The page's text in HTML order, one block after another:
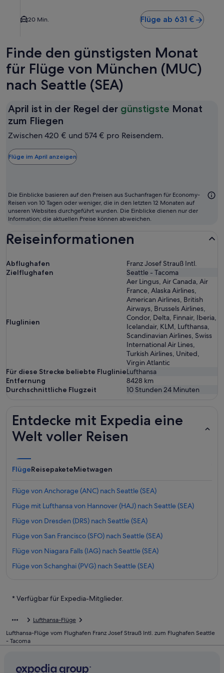
20 Min. Flüge ab 631 €
Finde den günstigsten Monat
für Flüge von München (MUC)
nach Seattle (SEA)
April ist in der Regel der günstigste Monat
zum Fliegen
ist
der
Regel
günstigste
Monat
zum
Zwischen 420 € und 574 € pro Reisendem.
Flüge im April anzeigen
Die Einblicke basieren auf den Preisen aus Suchanfragen für Economy-
Reisen von 10 Tagen oder weniger, die in den letzten 12 Monaten auf
unseren Websites durchgeführt wurden. Die Einblicke dienen nur der
Information; die aktuellen Preise können abweichen.
Reiseinformationen
Abflughafen
Franz Josef Strauß Intl.
Zielflughafen
Seattle - Tacoma
Fluglinien
Aer Lingus, Air Canada, Air
France, Alaska Airlines,
American Airlines, British
Airways, Brussels Airlines,
Condor, Delta, Finnair, Iberia,
Icelandair, KLM, Lufthansa,
Scandinavian Airlines, Swiss
International Air Lines,
Turkish Airlines, United,
Virgin Atlantic
Für diese Strecke beliebte FluglinieLufthansa
Entfernung
8428 km
Durchschnittliche Flugzeit
10 Stunden 24 Minuten
Entdecke mit Expedia eine
Welt voller Reisen
FlügeReisepaketeMietwagen
Flüge von Anchorage (ANC) nach Seattle (SEA)
Flüge mit Lufthansa von Hannover (HAJ) nach Seattle (SEA)
Flüge von Dresden (DRS) nach Seattle (SEA)
Flüge von San Francisco (SFO) nach Seattle (SEA)
Flüge von Niagara Falls (IAG) nach Seattle (SEA)
Flüge von Schanghai (PVG) nach Seattle (SEA)
Flüge von Dallas (DFW) nach Seattle (SEA)
Flüge von Idaho Falls (IDA) nach Seattle (SEA)
Flüge mit Condor von Frankfurt (FRA) nach Seattle (SEA)
Flüge von Louisville (SDF) nach Seattle (SEA)
* Verfügbar für Expedia-Mitglieder.
Lufthansa-Flüge
Lufthansa-Flüge vom Flughafen Franz Josef Strauß Intl. zum Flughafen Seattle
- Tacoma